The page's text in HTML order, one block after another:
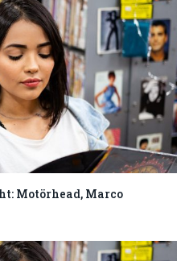
Motörhead, Marco